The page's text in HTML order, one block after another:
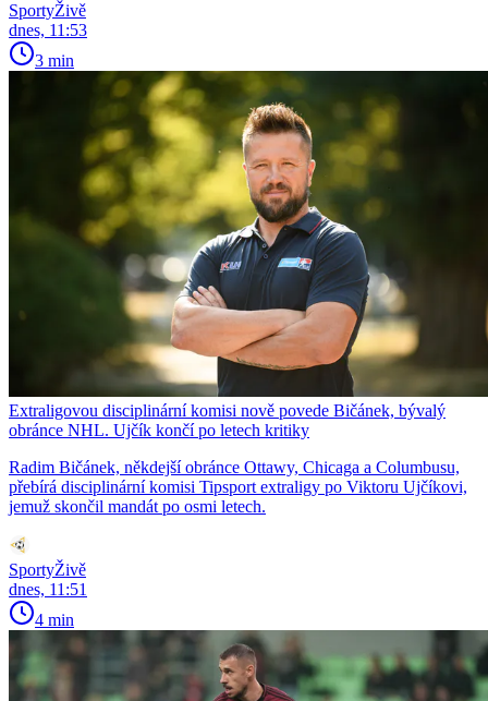
SportyŽivě
dnes, 11:53
3 min
Extraligovou disciplinární komisi nově povede Bičánek, bývalý
obránce NHL. Ujčík končí po letech kritiky
Radim Bičánek, někdejší obránce Ottawy, Chicaga a Columbusu,
přebírá disciplinární komisi Tipsport extraligy po Viktoru Ujčíkovi,
jemuž skončil mandát po osmi letech.
SportyŽivě
dnes, 11:51
4 min